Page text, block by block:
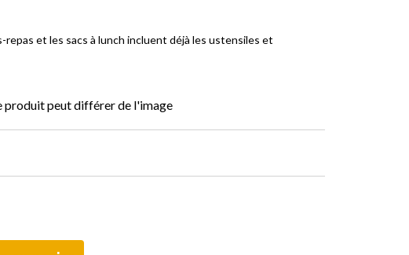
et les sacs à lunch incluent déjà les ustensiles et
produit peut différer de l'image